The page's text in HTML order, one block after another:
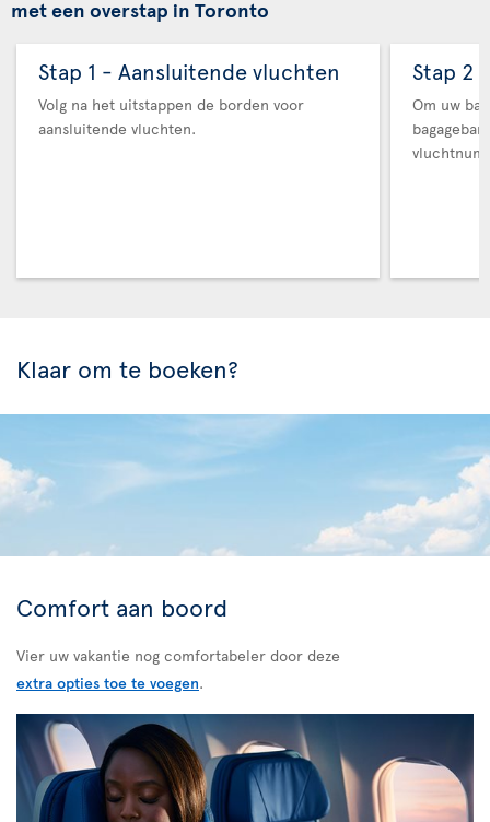
met een overstap in Toronto
Stap 1 - Aansluitende vluchten
Volg na het uitstappen de borden voor
aansluitende vluchten.
Stap 2
Om uw
Klaar om te boeken?
Comfort aan boord
Vier uw vakantie nog comfortabeler door deze
extra opties toe te voegen.